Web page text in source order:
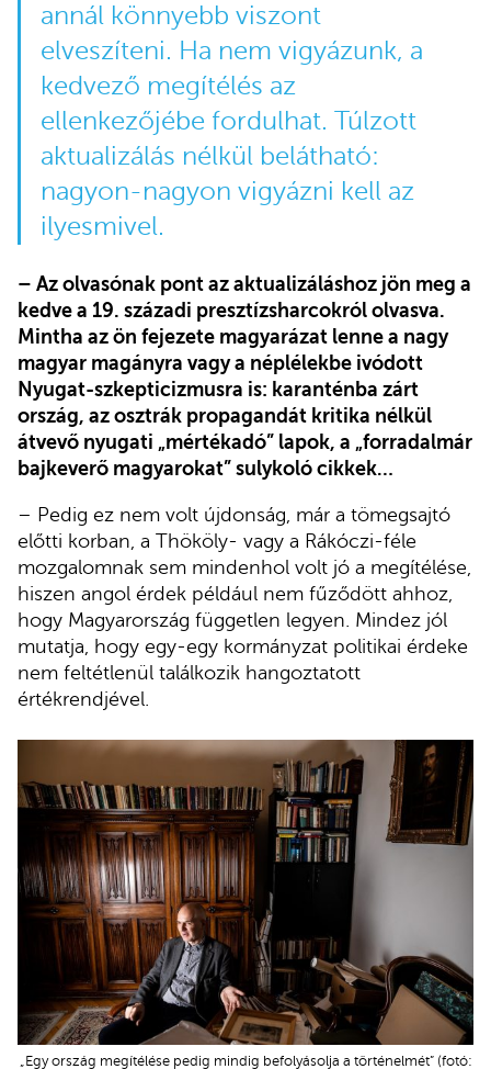
annál könnyebb viszont
elveszíteni. Ha nem vigyázunk, a
kedvező megítélés az
ellenkezőjébe fordulhat. Túlzott
aktualizálás nélkül belátható:
nagyon-nagyon vigyázni kell az
ilyesmivel.
– Az olvasónak pont az aktualizáláshoz jön meg a
kedve a 19. századi presztízsharcokról olvasva.
Mintha az ön fejezete magyarázat lenne a nagy
magyar magányra vagy a néplélekbe ivódott
Nyugat-szkepticizmusra is: karanténba zárt
ország, az osztrák propagandát kritika nélkül
átvevő nyugati „mértékadó” lapok, a „forradalmár
bajkeverő magyarokat” sulykoló cikkek…
– Pedig ez nem volt újdonság, már a tömegsajtó
előtti korban, a Thököly- vagy a Rákóczi-féle
mozgalomnak sem mindenhol volt jó a megítélése,
hiszen angol érdek például nem fűződött ahhoz,
hogy Magyarország független legyen. Mindez jól
mutatja, hogy egy-egy kormányzat politikai érdeke
nem feltétlenül találkozik hangoztatott
értékrendjével.
„Egy ország megítélése pedig mindig befolyásolja a történelmét” (fotó: